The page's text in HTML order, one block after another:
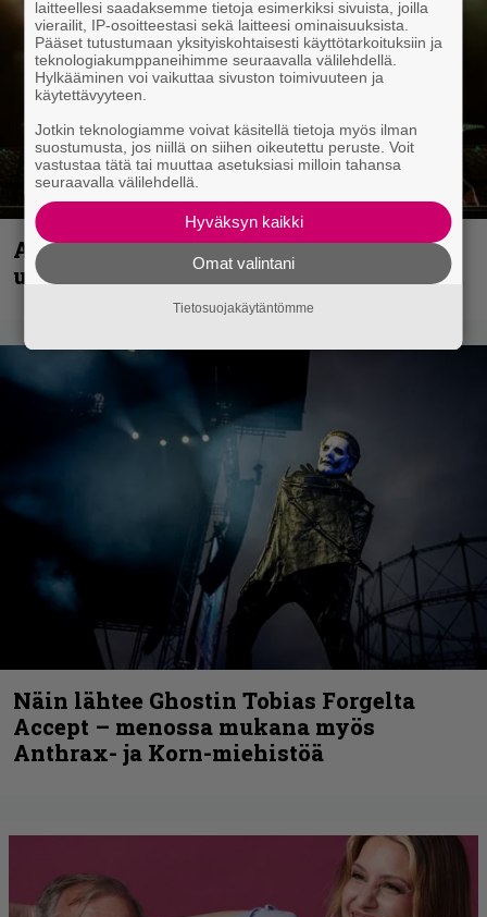
Anthrax vie katsojat keikkatunnelmiin
uudella videollaan
Näin lähtee Ghostin Tobias Forgelta
Accept – menossa mukana myös
Anthrax- ja Korn-miehistöä
laitteellesi saadaksemme tietoja esimerkiksi sivuista, joilla
vierailit, IP-osoitteestasi sekä laitteesi ominaisuuksista.
Pääset tutustumaan yksityiskohtaisesti käyttötarkoituksiin ja
teknologiakumppaneihimme seuraavalla välilehdellä.
Hylkääminen voi vaikuttaa sivuston toimivuuteen ja
käytettävyyteen.
Jotkin teknologiamme voivat käsitellä tietoja myös ilman
suostumusta, jos niillä on siihen oikeutettu peruste. Voit
vastustaa tätä tai muuttaa asetuksiasi milloin tahansa
seuraavalla välilehdellä.
Hyväksyn kaikki
Omat valintani
Tietosuojakäytäntömme